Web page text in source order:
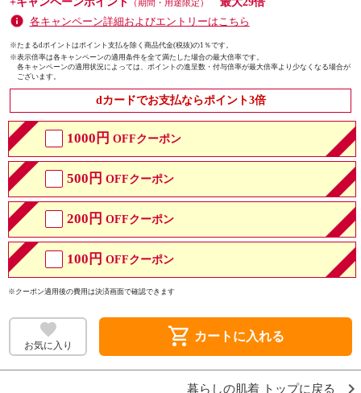
（期間・用途限定）
各キャンペーン詳細およびエントリーはこちら
※たまるdポイントはポイント支払を除く商品代金(税抜)の1％です。
※表示倍率は各キャンペーンの適用条件を全て満たした場合の最大倍率です。
各キャンペーンの適用状況によっては、ポイントの進呈数・付与倍率が最大倍率より少なくなる場合が
ございます。
dカードでお支払ならポイント3倍
1000円 OFFクーポン
500円 OFFクーポン
200円 OFFクーポン
100円 OFFクーポン
※クーポン適用後の費用は決済画面で確認できます
お気に入り shopping_cart カートに入れる
暮らしの肌着 トップに戻る